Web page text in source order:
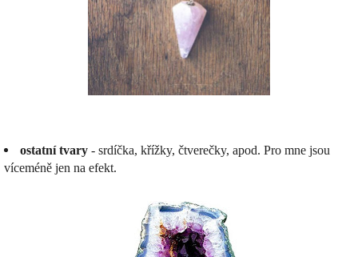
ostatní tvary - srdíčka, křížky, čtverečky, apod. Pro mne jsou
víceméně jen na efekt.